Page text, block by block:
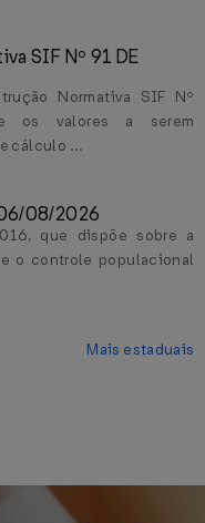
SIF Nº 91 DE
Normativa SIF Nº
os valores a serem
cálculo ...
08/2026
que dispõe sobre a
o controle populacional
Mais estaduais